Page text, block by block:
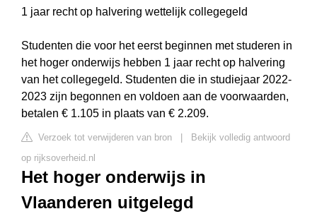
1 jaar recht op halvering wettelijk collegegeld
Studenten die voor het eerst beginnen met studeren in
het hoger onderwijs hebben 1 jaar recht op halvering
van het collegegeld. Studenten die in studiejaar 2022-
2023 zijn begonnen en voldoen aan de voorwaarden,
betalen € 1.105 in plaats van € 2.209.
Verzoek tot verwijderen van bron
Bekijk volledig antwoord
op rijksoverheid.nl
Het hoger onderwijs in
Vlaanderen uitgelegd